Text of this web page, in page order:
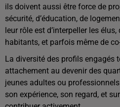
ils doivent aussi être force de
sécurité, d’éducation, de
leur rôle est d’interpeller les
habitants, et parfois même de
La diversité des profils engagés
attachement au devenir des
jeunes adultes ou
son expérience, son regard, et